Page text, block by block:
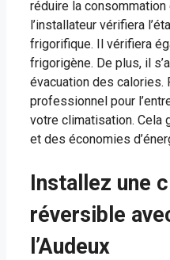
réduire la consommation
l’installateur vérifiera
frigorifique. Il vérifiera
frigorigène. De plus, il
évacuation des calories.
professionnel pour
votre climatisation. Cela
et des économies
Installez une
réversible
l’Audeux